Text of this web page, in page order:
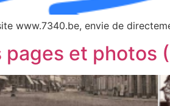
www.7340.be, envie de
pages et photos